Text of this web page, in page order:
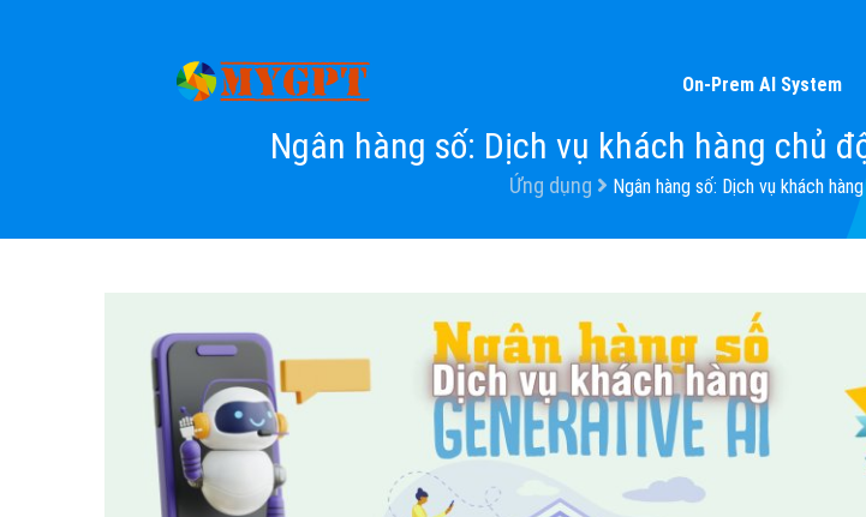
On-Prem AI System
Ngân hàng số: Dịch vụ khách hàng chủ
Ứng dụng Ngân hàng số: Dịch vụ khách